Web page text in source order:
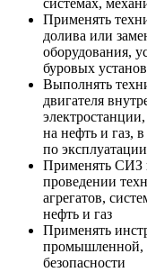
системах,
Применять
долива или
оборудования,
буровых
Выполнять
двигателя
на нефть и газ,
по эксплуатации
Применять СИЗ
проведении
агрегатов,
нефть и газ
Применять
промышленной,
безопасности